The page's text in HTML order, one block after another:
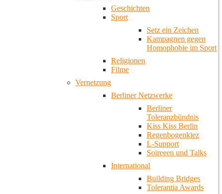
Geschichten
Sport
Setz ein Zeichen
Kampagnen gegen
Homophobie im Sport
Religionen
Filme
Vernetzung
Berliner Netzwerke
Berliner
Toleranzbündnis
Kiss Kiss Berlin
Regenbogenkiez
L-Support
Soireeen und Talks
International
Building Bridges
Tolerantia Awards